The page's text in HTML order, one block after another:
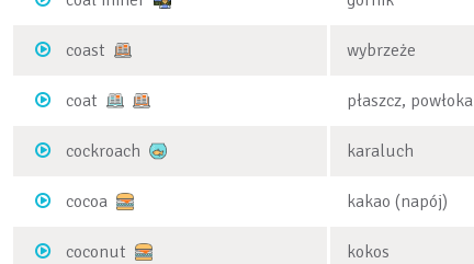
coast wybrzeże
coat płaszcz, powłoka
cockroach karaluch
cocoa kakao (napój)
coconut kokos